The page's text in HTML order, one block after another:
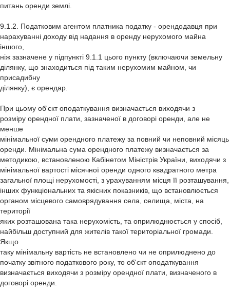
питань оренди землі.
9.1.2. Податковим агентом платника податку - орендодавця при
нарахуванні доходу від надання в оренду нерухомого майна
іншого,
ніж зазначене у підпункті 9.1.1 цього пункту (включаючи земельну
ділянку, що знаходиться під таким нерухомим майном, чи
присадибну
ділянку), є орендар.
При цьому об'єкт оподаткування визначається виходячи з
розміру орендної плати, зазначеної в договорі оренди, але не
менше
мінімальної суми орендного платежу за повний чи неповний місяць
оренди. Мінімальна сума орендного платежу визначається за
методикою, встановленою Кабінетом Міністрів України, виходячи з
мінімальної вартості місячної оренди одного квадратного метра
загальної площі нерухомості, з урахуванням місця її розташування,
інших функціональних та якісних показників, що встановлюється
органом місцевого самоврядування села, селища, міста, на
території
яких розташована така нерухомість, та оприлюднюється у спосіб,
найбільш доступний для жителів такої територіальної громади.
Якщо
таку мінімальну вартість не встановлено чи не оприлюднено до
початку звітного податкового року, то об'єкт оподаткування
визначається виходячи з розміру орендної плати, визначеного в
договорі оренди.